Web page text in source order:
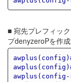
■ 宛先プレフィッ
プdenyzeroPを作
awplus(config-